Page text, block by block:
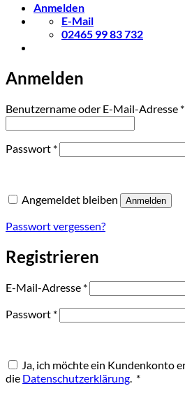
Anmelden
E-Mail
02465 99 83 732
Anmelden
Benutzername oder E-Mail-Adresse *
Passwort *Erforderlich
Angemeldet bleiben Anmelden
Passwort vergessen?
Registrieren
E-Mail-Adresse *Erforderlich
Passwort *Erforderlich
Ja, ich möchte ein Kundenkonto
die Datenschutzerklärung. *